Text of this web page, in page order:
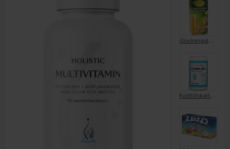
Glockengold Multivitamin Dryck
Kosttillskott Multivitamin Kvinna 60+ 100-p